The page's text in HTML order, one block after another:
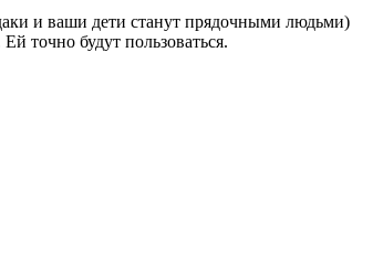
и ваши дети станут прядочными людьми)
точно будут пользоваться.